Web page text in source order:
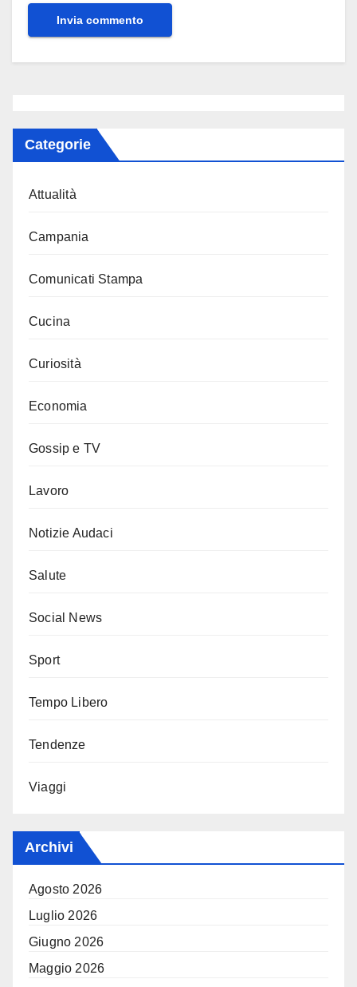
Categorie
Attualità
Campania
Comunicati Stampa
Cucina
Curiosità
Economia
Gossip e TV
Lavoro
Notizie Audaci
Salute
Social News
Sport
Tempo Libero
Tendenze
Viaggi
Archivi
Agosto 2026
Luglio 2026
Giugno 2026
Maggio 2026